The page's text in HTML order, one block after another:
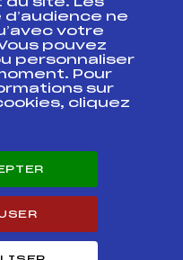
fédéral
Suivi
site. Les
ne
votre
pouvez
personnaliser
Pour
sur
cliquez